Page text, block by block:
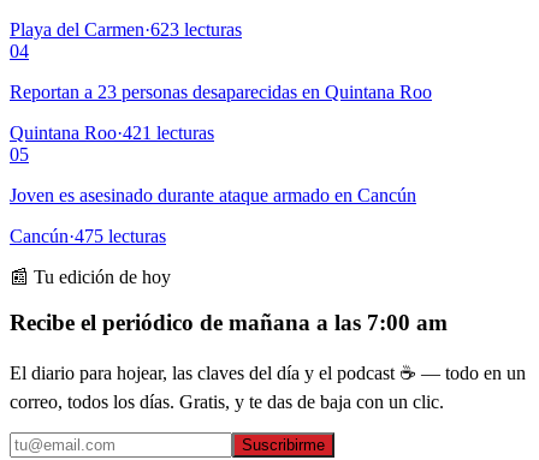
Playa del Carmen·623 lecturas
04
Reportan a 23 personas desaparecidas en Quintana Roo
Quintana Roo·421 lecturas
05
Joven es asesinado durante ataque armado en Cancún
Cancún·475 lecturas
📰 Tu edición de hoy
Recibe el periódico de mañana a las 7:00 am
El diario para hojear, las claves del día y el podcast ☕ — todo en un
correo, todos los días. Gratis, y te das de baja con un clic.
Suscribirme